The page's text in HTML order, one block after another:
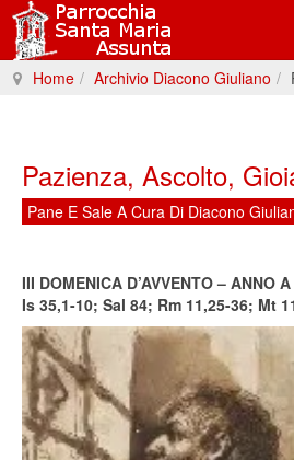
Home Archivio Diacono Giuliano
Pazienza, Ascolto,
Pane E Sale A Cura Di Diacono
III DOMENICA D’AVVENTO – ANNO A
Is 35,1-10; Sal 84; Rm 11,25-36; Mt